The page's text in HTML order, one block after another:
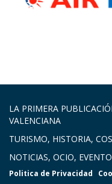
LA PRIMERA
VALENCIANA
TURISMO, HISTORIA,
NOTICIAS, OCIO,
Politica de Privacidad